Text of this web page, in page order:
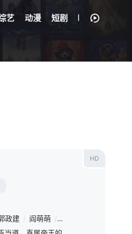
艺 动漫 短剧
/ 刘琮 / 张予佟 /
HD
政建 / 阎萌萌 / 杨默